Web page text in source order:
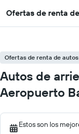
Ofertas de renta
Ofertas de renta de autos
Autos de
Aeropuerto
Estos son los